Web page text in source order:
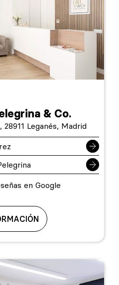
& Co.
Leganés, Madrid
en Google